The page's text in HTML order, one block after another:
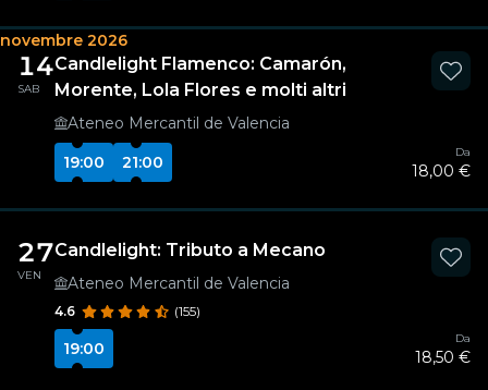
novembre 2026
14
SAB
Candlelight Flamenco: Camarón,
Morente, Lola Flores e molti altri
Ateneo Mercantil de Valencia
19:00
21:00
Da
18,00 €
27
VEN
Candlelight: Tributo a Mecano
Ateneo Mercantil de Valencia
4.6 (155)
19:00
Da
18,50 €